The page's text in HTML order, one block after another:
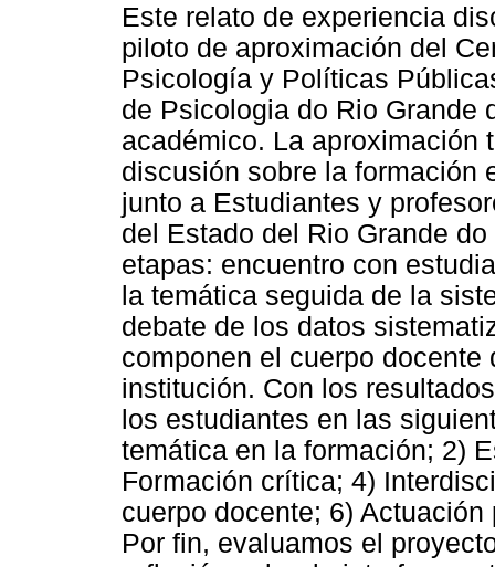
Este relato de experiencia
piloto de aproximación del
Psicología y Políticas
de Psicologia do Rio Grande
académico. La aproximación
discusión sobre la formación
junto a Estudiantes y
del Estado del Rio Grande
etapas: encuentro con
la temática seguida de la
debate de los datos
componen el cuerpo
institución. Con los
los estudiantes en las
temática en la formación; 2)
Formación crítica; 4)
cuerpo docente; 6)
Por fin, evaluamos el